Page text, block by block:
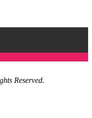
Reserved.